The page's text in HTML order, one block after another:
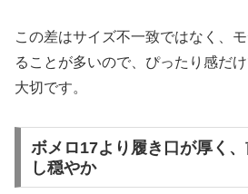
この差はサイズ不一致ではなく、
ることが多いので、ぴったり感だ
大切です。
ボメロ17より履き口が厚く
し穏やか